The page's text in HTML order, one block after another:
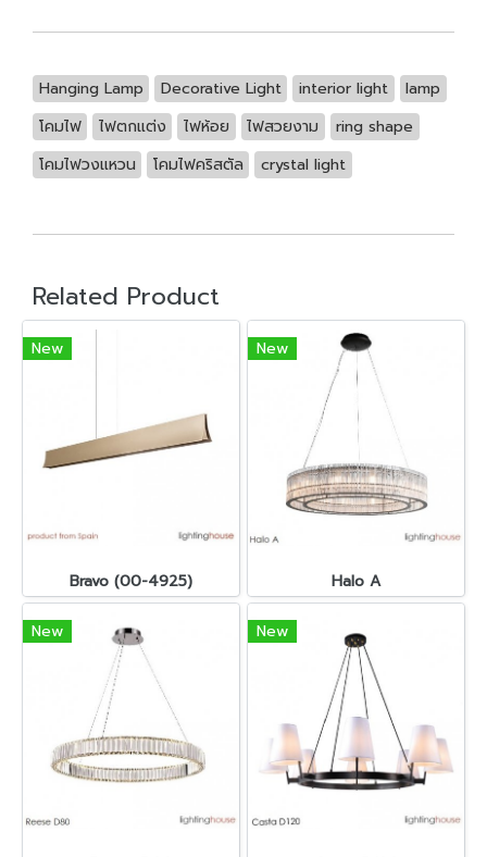
Hanging Lamp Decorative Light interior light
lamp
โคมไฟ
ไฟตกแต่ง ไฟห้อย ไฟสวยงาม
ring shape
โคมไฟวงแหวน
โคมไฟคริสตัล crystal light
Related Product
New
Bravo (00-4925)
New
Halo A
New New